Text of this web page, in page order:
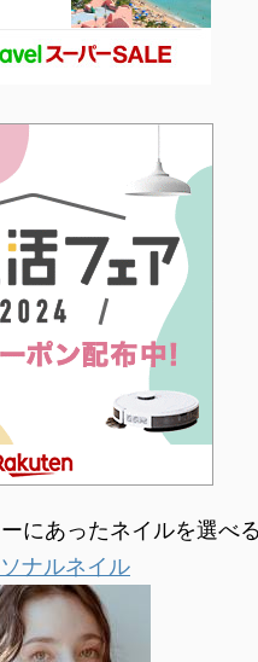
にあったネイルを選べ
ナルネイル